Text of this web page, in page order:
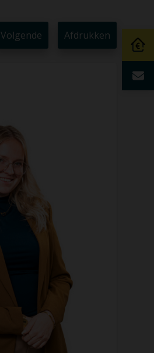
Volgende Afdrukken